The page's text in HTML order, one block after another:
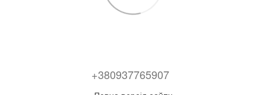
+380937765907